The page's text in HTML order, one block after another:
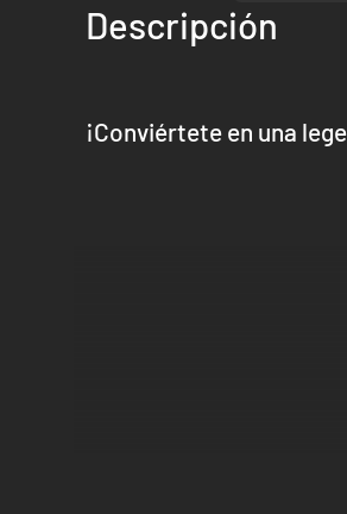
Descripción
¡Conviértete en una